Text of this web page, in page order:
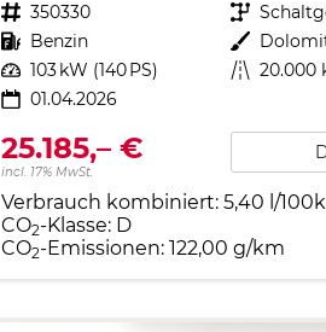
Fahrzeugnr. 350330 Getriebe
Kraftstoff Benzin Außenfarbe
Leistung 103 kW (140 PS) Kilometerstand 20.000
01.04.2026
25.185,– €
incl. 17% MwSt.
Verbrauch kombiniert: 5,40 l/
CO2-Klasse: D
CO2-Emissionen: 122,00 g/km